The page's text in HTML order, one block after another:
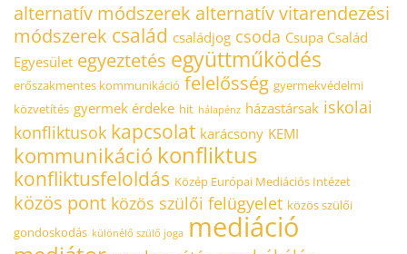
alternatív módszerek alternatív vitarendezési
módszerek család családjog csoda Csupa Család
Egyesület egyeztetés együttműködés
erőszakmentes kommunikáció felelősség gyermekvédelmi
közvetítés gyermek érdeke hit hálapénz házastársak iskolai
konfliktusok kapcsolat karácsony KEMI
kommunikáció konfliktus
konfliktusfeloldás Közép Európai Mediációs Intézet
közös pont közös szülői felügyelet közös szülői
gondoskodás különélő szülő joga mediáció